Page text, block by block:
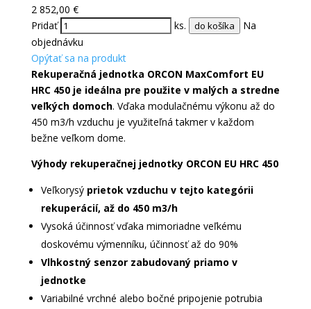
2 852,00 €
Pridať
ks. do košíka
Na
objednávku
Opýtať sa na produkt
Rekuperačná jednotka ORCON MaxComfort EU
HRC 450 je ideálna pre použite v malých a stredne
veľkých domoch. Vďaka modulačnému výkonu až do
450 m3/h vzduchu je využiteľná takmer v každom
bežne veľkom dome.
Výhody rekuperačnej jednotky ORCON EU HRC 450
Veľkorysý prietok vzduchu v tejto kategórii
rekuperácií, až do 450 m3/h
Vysoká účinnosť vďaka mimoriadne veľkému
doskovému výmenníku, účinnosť až do 90%
Vlhkostný senzor zabudovaný priamo v
jednotke
Variabilné vrchné alebo bočné pripojenie potrubia